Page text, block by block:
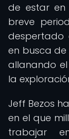
de estar en
breve
despertado
en busca de
allanando
la
Jeff Bezos
en el que
trabajar